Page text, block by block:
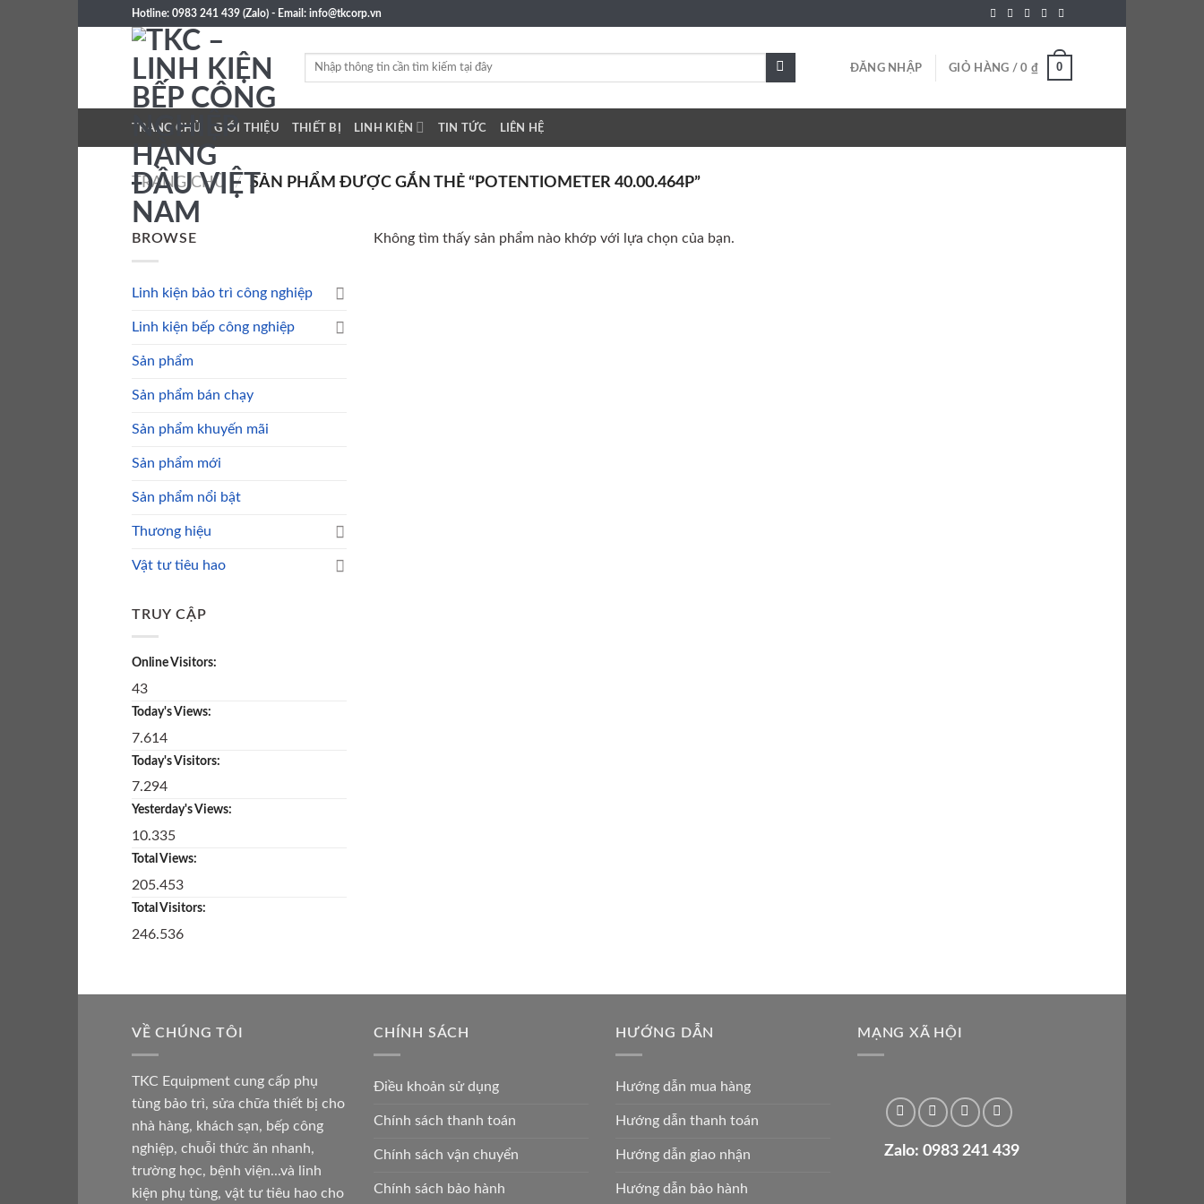
Hotline: 0983 241 439 (Zalo) - Email: info@tkcorp.vn
Tìm
ĐĂNG NHẬP GIỎ HÀNG /0 ₫ 0
TRANG CHỦ GIỚI THIỆU THIẾT BỊ LINH KIỆN TIN TỨC LIÊN HỆ
TRANG CHỦ / SẢN PHẨM ĐƯỢC GẮN THẺ “POTENTIOMETER 40.00.464P”
BROWSE
Linh kiện bảo trì công nghiệp
Linh kiện bếp công nghiệp
Sản phẩm
Sản phẩm bán chạy
Sản phẩm khuyến mãi
Sản phẩm mới
Sản phẩm nổi bật
Thương hiệu
Vật tư tiêu hao
TRUY CẬP
Online Visitors:
43
Today's Views:
7.614
Today's Visitors:
7.294
Yesterday's Views:
10.335
Total Views:
205.453
Total Visitors:
246.536
Không tìm thấy sản phẩm nào khớp với lựa chọn của bạn.
VỀ CHÚNG TÔI
TKC Equipment cung cấp phụ
tùng bảo trì, sửa chữa thiết bị cho
nhà hàng, khách sạn, bếp công
nghiệp, chuỗi thức ăn nhanh,
trường học, bệnh viện...và linh
kiện phụ tùng, vật tư tiêu hao cho
CHÍNH SÁCH
Điều khoản sử dụng
Chính sách thanh toán
Chính sách vận chuyển
Chính sách bảo hành
HƯỚNG DẪN
Hướng dẫn mua hàng
Hướng dẫn thanh toán
Hướng dẫn giao nhận
Hướng dẫn bảo hành
MẠNG XÃ HỘI
Zalo: 0983 241 439